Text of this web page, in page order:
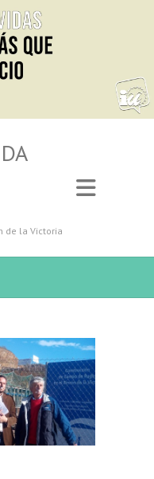
de la Victoria